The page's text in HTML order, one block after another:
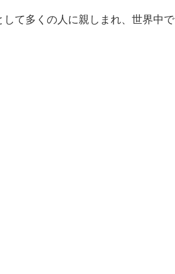
て多くの人に親しまれ、世界中で